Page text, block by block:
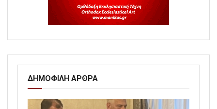
ΔΗΜΟΦΙΛΗ ΑΡΘΡΑ